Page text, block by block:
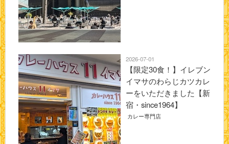
2026-07-01
【限定30食！】イレブン
イマサのわらじカツカレ
ーをいただきました【新
宿・since1964】
カレー専門店